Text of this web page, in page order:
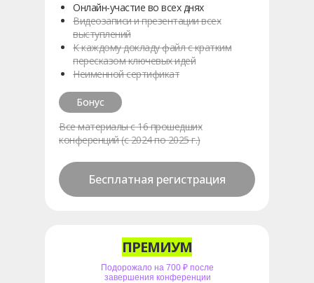
Бонус
Все материалы с 16 прошедших
конференций (с 2024 по 2025 г.)
Онлайн-участие во всех днях
Видеозаписи и презентации всех
выступлений
К каждому докладу файл с кратким
пересказом ключевых идей
Неименной сертификат
Бесплатная регистрация
Подорожало на 700 ₽ после
завершения конференции
ПРЕМИУМ